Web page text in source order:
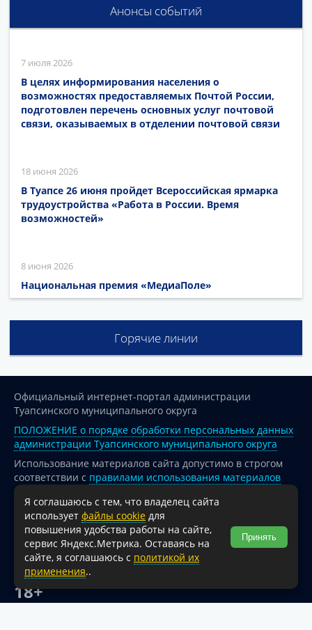
Анонсы событий
7 июля 2026
В целях информирования населения о
возможностях предоставляемых Почтой России,
подготовлен перечень основных услуг почтовой
связи, оказываемых в отделении почтовой связи
18 июня 2026
В Туапсе 26 июня пройдет Всероссийская ярмарка
трудоустройства «Работа в России. Время
возможностей»
8 июня 2026
Национальная премия «МедиаПоле»
Горячие линии
Официальный интернет-портал администрации
Туапсинского муниципального округа
ПОЛОЖЕНИЕ о порядке обработки персональных данных
администрации Туапсинского муниципального округа
Использование материалов сайта допустимо в строгом
соответствии с правилами использования материалов
опубликованных на сайте
При перепечатке и использовании информации ссылка
на источник обязательна.
Для сайтов и страниц сети Интернет обязательна
активная гиперссылка на официальный интернет-портал
администрации Туапсинского муниципального округа.
18+
Я соглашаюсь с тем, что владелец сайта
использует файлы cookie для
повышения удобства работы на сайте,
сервис Яндекс.Метрика. Оставаясь на
сайте, я соглашаюсь с политикой их
применения..
Принять